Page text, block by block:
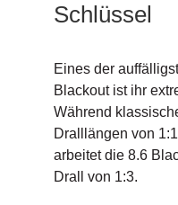
Schlüssel
Eines der
Blackout ist ihr
Während
Dralllängen von
arbeitet die 8.6
Drall von 1:3.